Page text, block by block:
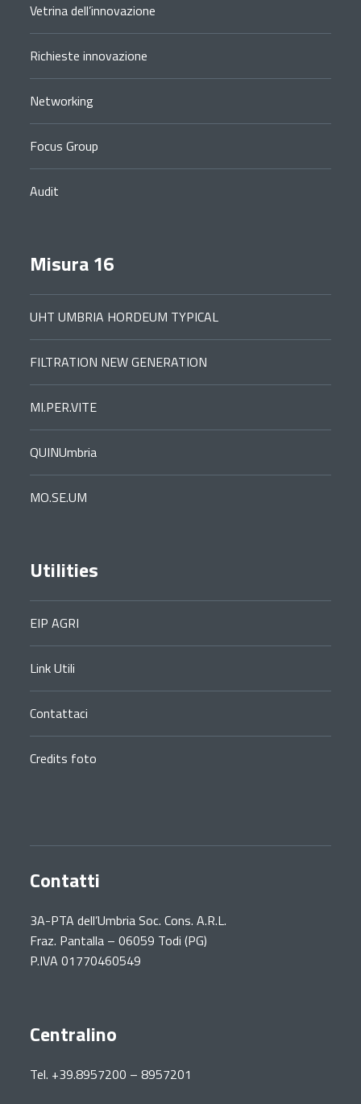
Vetrina dell’innovazione
Richieste innovazione
Networking
Focus Group
Audit
Misura 16
UHT UMBRIA HORDEUM TYPICAL
FILTRATION NEW GENERATION
MI.PER.VITE
QUINUmbria
MO.SE.UM
Utilities
EIP AGRI
Link Utili
Contattaci
Credits foto
Contatti
3A-PTA dell’Umbria Soc. Cons. A.R.L.
Fraz. Pantalla – 06059 Todi (PG)
P.IVA 01770460549
Centralino
Tel. +39.8957200 – 8957201